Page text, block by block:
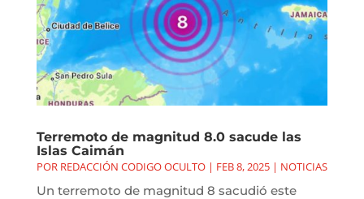
Terremoto de magnitud 8.0 sacude las
Islas Caimán
POR REDACCIÓN CODIGO OCULTO| FEB 8, 2025| NOTICIAS
Un terremoto de magnitud 8 sacudió este